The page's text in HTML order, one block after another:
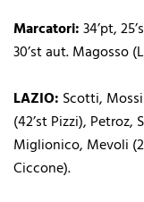
Marcatori:34’pt,
30’st aut. Magosso
LAZIO: Scotti,
(42’st Pizzi), Petroz,
Miglionico, Mevoli
Ciccone).